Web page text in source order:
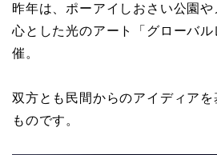
昨年は、ポーアイしおさい公園
心とした光のアート「グローバ
催。
双方とも民間からのアイディア
ものです。